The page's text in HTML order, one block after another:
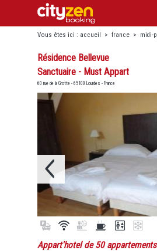
Vous êtes ici : accueil > france > midi-
résidence bellevue sanctuaire - must
Résidence Bellevue
Sanctuaire - Must Appart
60 rue de la Grotte - 65100 Lourdes - France
Appart'hotel de 50 appartements